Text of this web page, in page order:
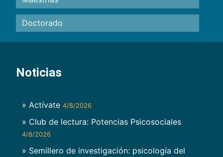
Doctorado
Noticias
» Actívate 4/8/2026
» Club de lectura: Potencias Psicosociales
4/8/2026
» Semillero de investigación: psicología del